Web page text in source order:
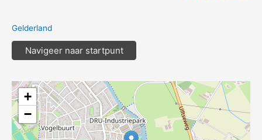
Gelderland
Navigeer naar startpunt
+
−